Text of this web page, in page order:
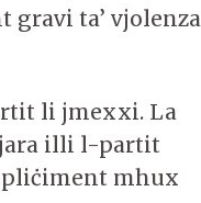
ta’ vjolenza
li jmexxi. La
illi l-partit
mhux